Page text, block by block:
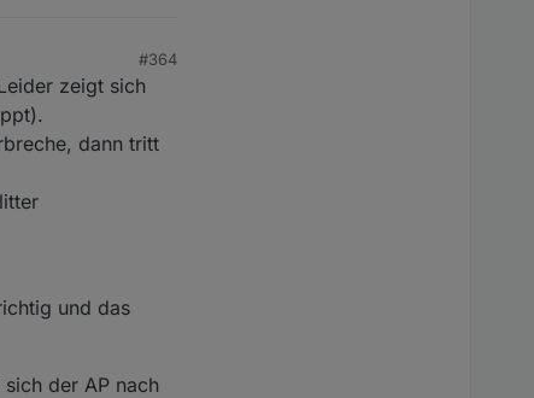
#364
zeigt sich
dann tritt
und das
der AP nach